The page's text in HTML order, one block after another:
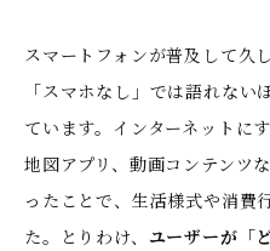
スマートフォンが普及して久
「スマホなし」では語れな
ています。インターネットに
地図アプリ、動画コンテンツ
ったことで、生活様式や消費
た。とりわけ、 ユーザーが「